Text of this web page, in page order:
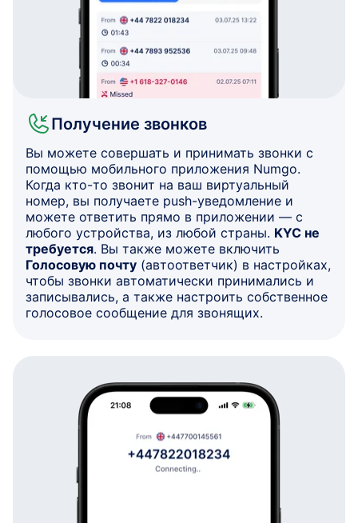
Получение звонков
Вы можете совершать и принимать звонки с
помощью мобильного приложения Numgo.
Когда кто-то звонит на ваш виртуальный
номер, вы получаете push-уведомление и
можете ответить прямо в приложении — с
любого устройства, из любой страны. KYC не
требуется. Вы также можете включить
Голосовую почту (автоответчик) в настройках,
чтобы звонки автоматически принимались и
записывались, а также настроить собственное
голосовое сообщение для звонящих.